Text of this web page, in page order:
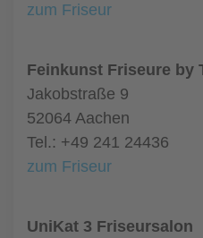
zum Friseur
Feinkunst Friseure by
Jakobstraße 9
52064 Aachen
Tel.: +49 241 24436
zum Friseur
UniKat 3 Friseursalon